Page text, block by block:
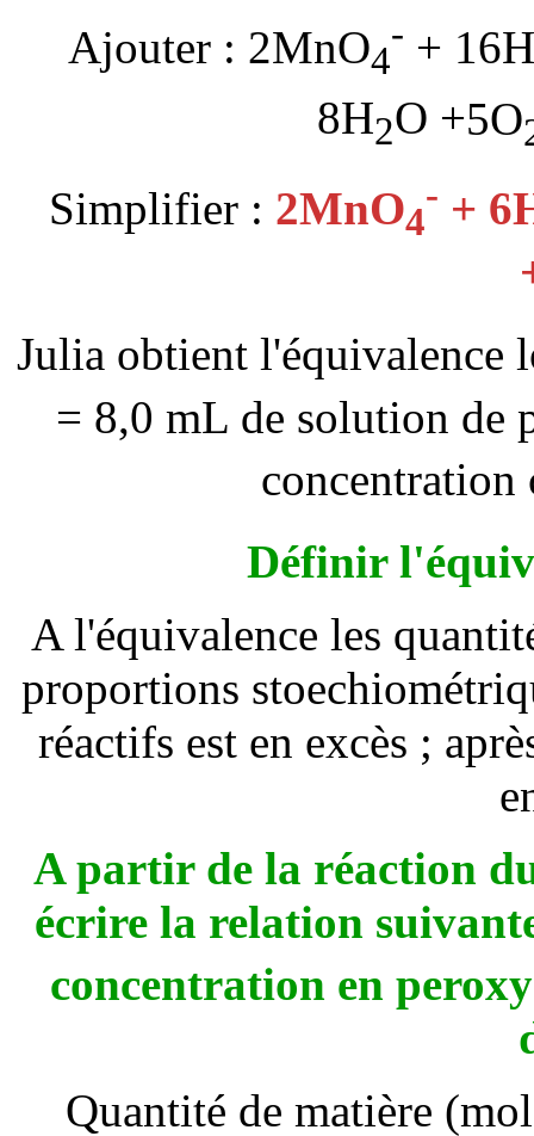
Ajouter : 2MnO4
- + 16H
8H2O +5O
Simplifier : 2MnO4
- +
Julia obtient l'équivalence
= 8,0 mL de solution de
concentration
Définir
A l'équivalence les
proportions
réactifs est en excès ;
A partir de la réaction
écrire la relation
concentration en
Quantité de matière